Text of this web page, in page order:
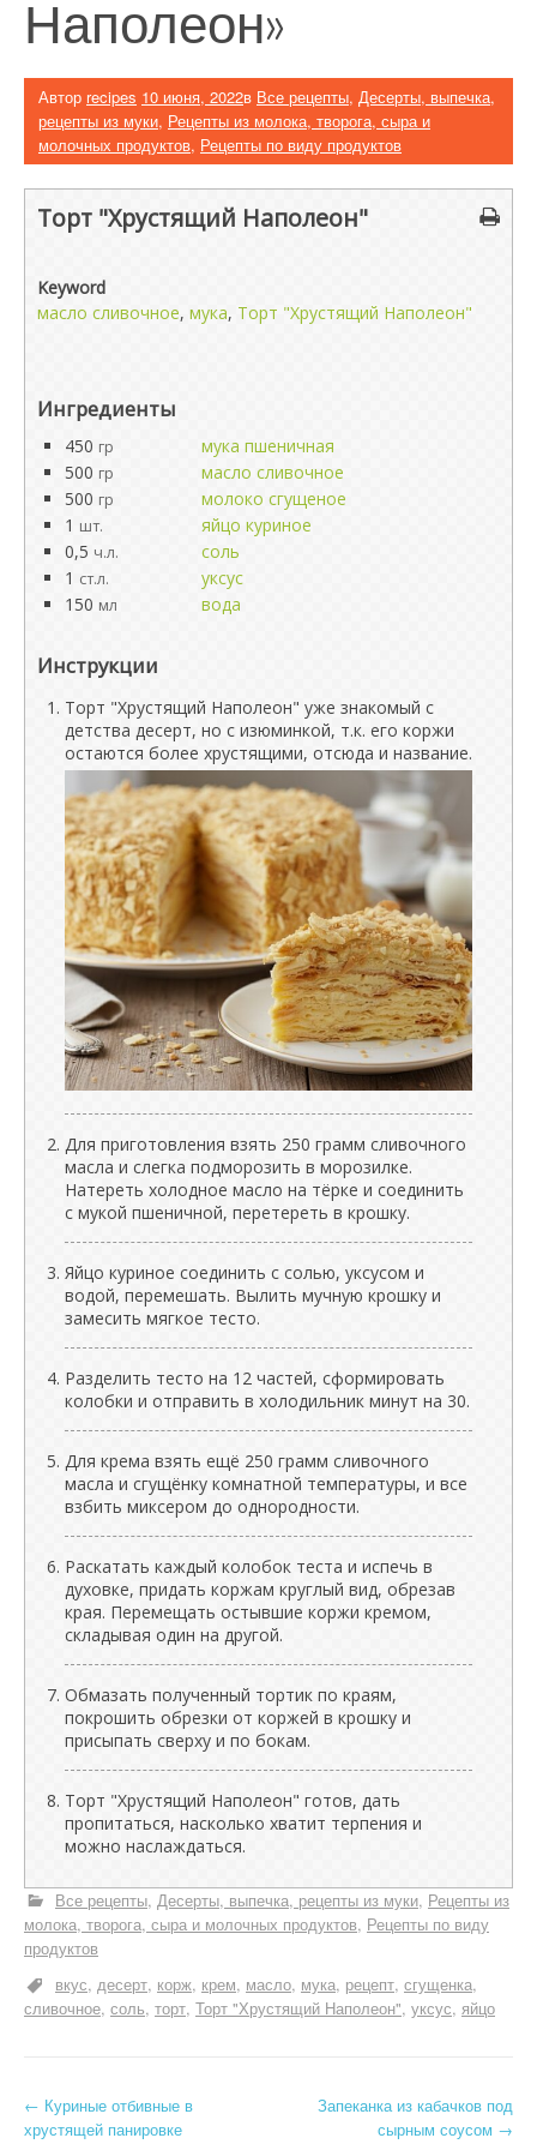
Наполеон»
Автор recipes 10 июня, 2022в Все рецепты, Десерты, выпечка,
рецепты из муки, Рецепты из молока, творога, сыра и
молочных продуктов, Рецепты по виду продуктов
Торт "Хрустящий Наполеон"
Keyword
масло сливочное, мука, Торт "Хрустящий Наполеон"
Ингредиенты
450 гр
мука пшеничная
500 гр
масло сливочное
500 гр
молоко сгущеное
1 шт.
яйцо куриное
0,5 ч.л.
соль
1 ст.л.
уксус
150 мл вода
Инструкции
Торт "Хрустящий Наполеон" уже знакомый с
детства десерт, но с изюминкой, т.к. его коржи
остаются более хрустящими, отсюда и название.
Для приготовления взять 250 грамм сливочного
масла и слегка подморозить в морозилке.
Натереть холодное масло на тёрке и соединить
с мукой пшеничной, перетереть в крошку.
Яйцо куриное соединить с солью, уксусом и
водой, перемешать. Вылить мучную крошку и
замесить мягкое тесто.
Разделить тесто на 12 частей, сформировать
колобки и отправить в холодильник минут на 30.
Для крема взять ещё 250 грамм сливочного
масла и сгущёнку комнатной температуры, и все
взбить миксером до однородности.
Раскатать каждый колобок теста и испечь в
духовке, придать коржам круглый вид, обрезав
края. Перемещать остывшие коржи кремом,
складывая один на другой.
Обмазать полученный тортик по краям,
покрошить обрезки от коржей в крошку и
присыпать сверху и по бокам.
Торт "Хрустящий Наполеон" готов, дать
пропитаться, насколько хватит терпения и
можно наслаждаться.
Все рецепты Десерты, выпечка, рецепты из муки Рецепты из
молока, творога, сыра и молочных продуктов Рецепты по виду
продуктов
вкус десерт корж крем масло мука рецепт сгущенка
сливочное соль торт Торт "Хрустящий Наполеон" уксус яйцо
Н
← Куриные отбивные в
хрустящей панировке
Запеканка из кабачков под
сырным соусом →